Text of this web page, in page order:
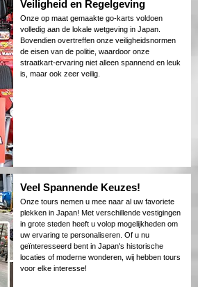
Veiligheid en Regelgeving
Onze op maat gemaakte go-karts voldoen
volledig aan de lokale wetgeving in Japan.
Bovendien overtreffen onze veiligheidsnormen
de eisen van de politie, waardoor onze
straatkart-ervaring niet alleen spannend en leuk
is, maar ook zeer veilig.
Veel Spannende Keuzes!
Onze tours nemen u mee naar al uw favoriete
plekken in Japan! Met verschillende vestigingen
in grote steden heeft u volop mogelijkheden om
uw ervaring te personaliseren. Of u nu
geïnteresseerd bent in Japan's historische
locaties of moderne wonderen, wij hebben tours
voor elke interesse!